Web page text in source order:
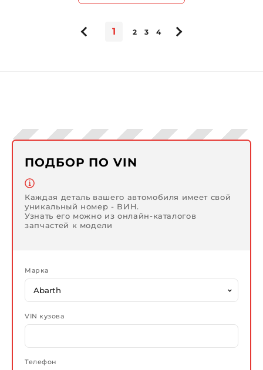
1 2 3 4
ПОДБОР ПО VIN
Каждая деталь вашего автомобиля имеет свой
уникальный номер - ВИН.
Узнать его можно из онлайн-каталогов
запчастей к модели
Марка
VIN кузова
Телефон